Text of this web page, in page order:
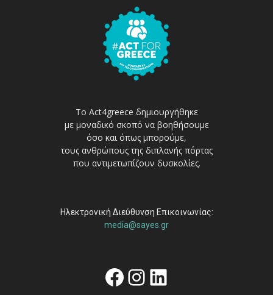
Το Act4greece δημιουργήθηκε
με μοναδικό σκοπό να βοηθήσουμε
όσο και όπως μπορούμε,
τους ανθρώπους της διπλανής πόρτας
που αντιμετωπίζουν δυσκολίες.
Ηλεκτρονική Διεύθυνση Επικοινωνίας:
media@sayes.gr
Facebook
Instagram
Linkedin